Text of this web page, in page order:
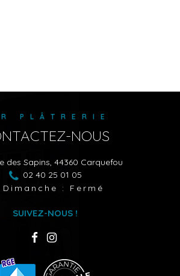
PLÂTRERIE
NOUS
des Sapins, 44360 Carquefou
02 40 25 01 05
Dimanche : Fermé
SUIVEZ-NOUS !